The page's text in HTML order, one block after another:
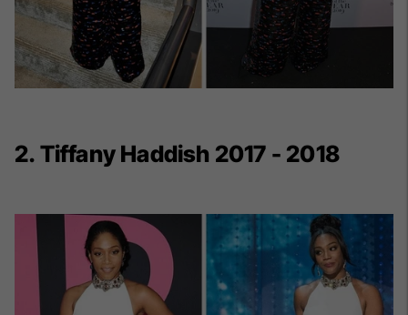
2. Tiffany Haddish 2017 - 2018